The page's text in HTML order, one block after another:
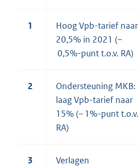
1
Hoog Vpb-tarief naar
20,5% in 2021 (–
0,5%-punt t.o.v. RA)
2
Ondersteuning MKB:
laag Vpb-tarief naar
15% (– 1%-punt t.o.v.
RA)
3
Verlagen